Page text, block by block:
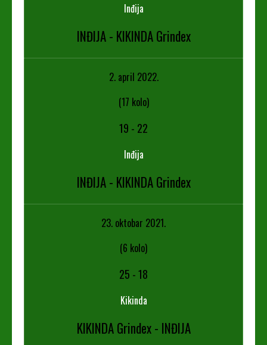
Inđija
INĐIJA - KIKINDA Grindex
2. april 2022.
(17 kolo)
19 - 22
Inđija
INĐIJA - KIKINDA Grindex
23. oktobar 2021.
(6 kolo)
25 -18
Kikinda
KIKINDA Grindex - INĐIJA